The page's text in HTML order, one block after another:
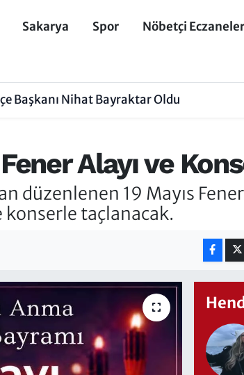
Sakarya Spor
Nöbetçi Eczaneler
Başkanı Nihat Bayraktar Oldu
Alayı ve
düzenlenen 19 Mayıs
taçlanacak.